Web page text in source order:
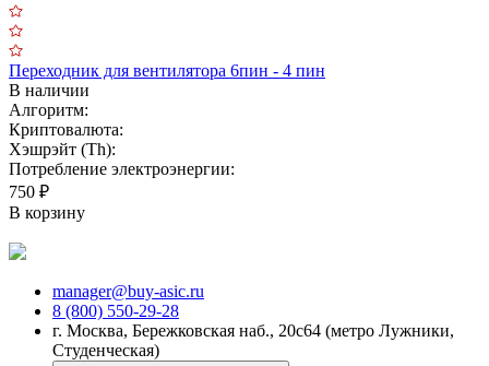
Переходник для вентилятора 6пин - 4 пин
В наличии
Алгоритм:
Криптовалюта:
Хэшрэйт (Th):
Потребление электроэнергии:
750 ₽
В корзину
manager@buy-asic.ru
8 (800) 550-29-28
г. Москва, Бережковская наб., 20с64 (метро Лужники,
Студенческая)